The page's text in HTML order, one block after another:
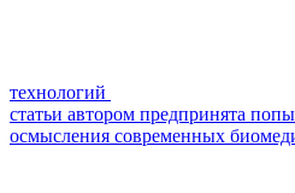
технологий
статьи автором предпринята
осмысления современных